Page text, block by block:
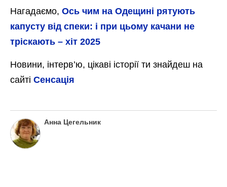
Нагадаємо, Ось чим на Одещині рятують
капусту від спеки: і при цьому качани не
тріскають – хіт 2025
Новини, інтерв’ю, цікаві історії ти знайдеш на
сайті Сенсація
Анна Цегельник